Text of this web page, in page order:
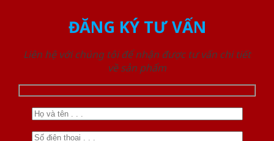
ĐĂNG KÝ TƯ VẤN
Liên hệ với chúng tôi để nhận được tư vấn chi tiết
về sản phẩm